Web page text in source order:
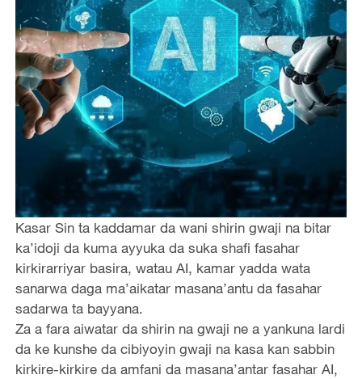
Kasar Sin ta kaddamar da wani shirin gwaji na bitar
ka’idoji da kuma ayyuka da suka shafi fasahar
kirkirarriyar basira, watau AI, kamar yadda wata
sanarwa daga ma’aikatar masana’antu da fasahar
sadarwa ta bayyana.
Za a fara aiwatar da shirin na gwaji ne a yankuna lardi
da ke kunshe da cibiyoyin gwaji na kasa kan sabbin
kirkire-kirkire da amfani da masana’antar fasahar AI,